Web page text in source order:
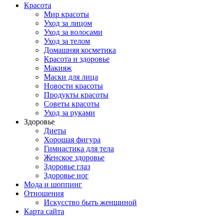
Красота
Мир красоты
Уход за лицом
Уход за волосами
Уход за телом
Домашняя косметика
Красота и здоровье
Макияж
Маски для лица
Новости красоты
Продукты красоты
Советы красоты
Уход за руками
Здоровье
Диеты
Хорошая фигура
Гимнастика для тела
Женское здоровье
Здоровье глаз
Здоровье ног
Мода и шоппинг
Отношения
Искусство быть женщиной
Карта сайта